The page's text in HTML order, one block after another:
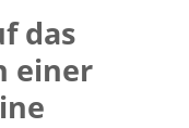
das
einer